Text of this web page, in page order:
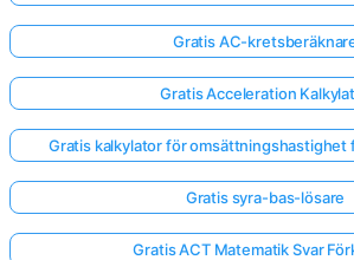
Gratis AC-
Gratis Acceleration
Gratis kalkylator för
Gratis syra-bas-lösare
Gratis ACT Matematik Svar